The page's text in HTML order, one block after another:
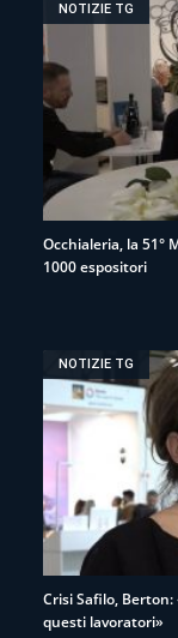
NOTIZIE TG
Occhialeria, la 51°
1000 espositori
NOTIZIE TG
Crisi Safilo,
questi lavoratori»